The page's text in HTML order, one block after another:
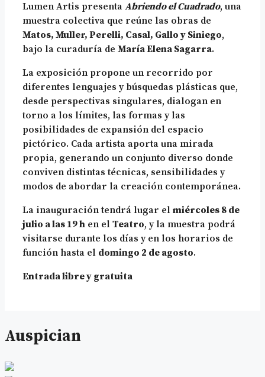
Lumen Artis presenta Abriendo el Cuadrado, una
muestra colectiva que reúne las obras de
Matos, Muller, Perelli, Casal, Gallo y Siniego,
bajo la curaduría de María Elena Sagarra.
La exposición propone un recorrido por
diferentes lenguajes y búsquedas plásticas que,
desde perspectivas singulares, dialogan en
torno a los límites, las formas y las
posibilidades de expansión del espacio
pictórico. Cada artista aporta una mirada
propia, generando un conjunto diverso donde
conviven distintas técnicas, sensibilidades y
modos de abordar la creación contemporánea.
La inauguración tendrá lugar el miércoles 8 de
julio a las 19 h en el Teatro, y la muestra podrá
visitarse durante los días y en los horarios de
función hasta el domingo 2 de agosto.
Entrada libre y gratuita
Auspician